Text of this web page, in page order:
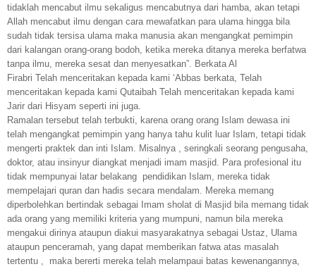
tidaklah mencabut ilmu sekaligus mencabutnya dari hamba, akan tetapi
Allah mencabut ilmu dengan cara mewafatkan para ulama hingga bila
sudah tidak tersisa ulama maka manusia akan mengangkat pemimpin
dari kalangan orang-orang bodoh, ketika mereka ditanya mereka berfatwa
tanpa ilmu, mereka sesat dan menyesatkan”. Berkata Al
Firabri Telah menceritakan kepada kami ‘Abbas berkata, Telah
menceritakan kepada kami Qutaibah Telah menceritakan kepada kami
Jarir dari Hisyam seperti ini juga.
Ramalan tersebut telah terbukti, karena orang orang Islam dewasa ini
telah mengangkat pemimpin yang hanya tahu kulit luar Islam, tetapi tidak
mengerti praktek dan inti Islam. Misalnya , seringkali seorang pengusaha,
doktor, atau insinyur diangkat menjadi imam masjid. Para profesional itu
tidak mempunyai latar belakang pendidikan Islam, mereka tidak
mempelajari quran dan hadis secara mendalam. Mereka memang
diperbolehkan bertindak sebagai Imam sholat di Masjid bila memang tidak
ada orang yang memiliki kriteria yang mumpuni, namun bila mereka
mengakui dirinya ataupun diakui masyarakatnya sebagai Ustaz, Ulama
ataupun penceramah, yang dapat memberikan fatwa atas masalah
tertentu , maka bererti mereka telah melampaui batas kewenangannya,